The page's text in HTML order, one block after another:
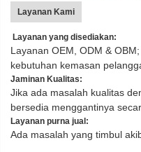
Layanan Kami
Layanan yang disediakan:
Layanan OEM, ODM &
kebutuhan kemasan
Jaminan Kualitas:
Jika ada masalah kualitas
bersedia menggantinya
Layanan purna jual:
Ada masalah yang timbul